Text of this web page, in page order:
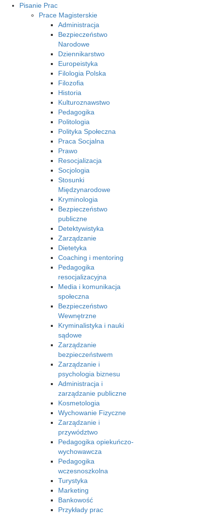
Pisanie Prac
Prace Magisterskie
Administracja
Bezpieczeństwo
Narodowe
Dziennikarstwo
Europeistyka
Filologia Polska
Filozofia
Historia
Kulturoznawstwo
Pedagogika
Politologia
Polityka Społeczna
Praca Socjalna
Prawo
Resocjalizacja
Socjologia
Stosunki
Międzynarodowe
Kryminologia
Bezpieczeństwo
publiczne
Detektywistyka
Zarządzanie
Dietetyka
Coaching i mentoring
Pedagogika
resocjalizacyjna
Media i komunikacja
społeczna
Bezpieczeństwo
Wewnętrzne
Kryminalistyka i nauki
sądowe
Zarządzanie
bezpieczeństwem
Zarządzanie i
psychologia biznesu
Administracja i
zarządzanie publiczne
Kosmetologia
Wychowanie Fizyczne
Zarządzanie i
przywództwo
Pedagogika opiekuńczo-
wychowawcza
Pedagogika
wczesnoszkolna
Turystyka
Marketing
Bankowość
Przykłady prac